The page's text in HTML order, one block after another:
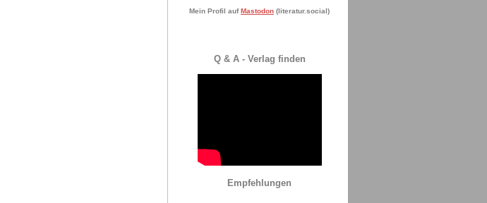
Mein Profil auf Mastodon (literatur.social)
Q & A - Verlag finden
Empfehlungen